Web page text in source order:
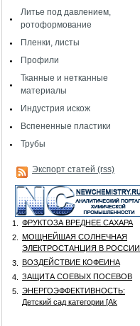
Литье под давлением,
ротоформование
Пленки, листы
Профили
Тканные и нетканные
материалы
Индустрия искож
Вспененные пластики
Трубы
Экспорт статей (rss)
1.
ФРУКТОЗА ВРЕДНЕЕ САХАРА
2.
МОЩНЕЙШАЯ СОЛНЕЧНАЯ
ЭЛЕКТРОСТАНЦИЯ В РОССИИ
3.
ВОЗДЕЙСТВИЕ КОФЕИНА
4.
ЗАЩИТА СОЕВЫХ ПОСЕВОВ
5.
ЭНЕРГОЭФФЕКТИВНОСТЬ:
Детский сад категории [Аk